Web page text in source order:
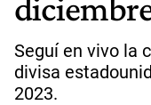
Seguí en vivo la
divisa
2023.